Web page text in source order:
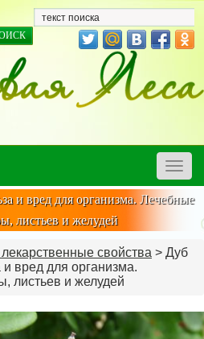
Toggle
и вред для организма. Лечебные
листьев и желудей
свойства > Дуб
вред для организма.
листьев и желудей